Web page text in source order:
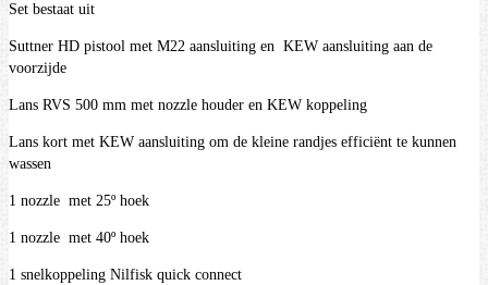
Set bestaat uit
Suttner HD pistool met M22 aansluiting en KEW aansluiting aan de
voorzijde
Lans RVS 500 mm met nozzle houder en KEW koppeling
Lans kort met KEW aansluiting om de kleine randjes efficiënt te kunnen
wassen
1 nozzle met 25º hoek
1 nozzle met 40º hoek
1 snelkoppeling Nilfisk quick connect